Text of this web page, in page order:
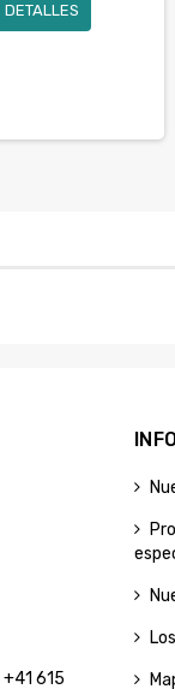
DETALLES
+41 615